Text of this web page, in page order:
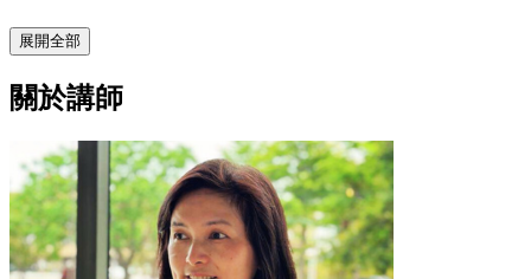
展開全部
關於講師